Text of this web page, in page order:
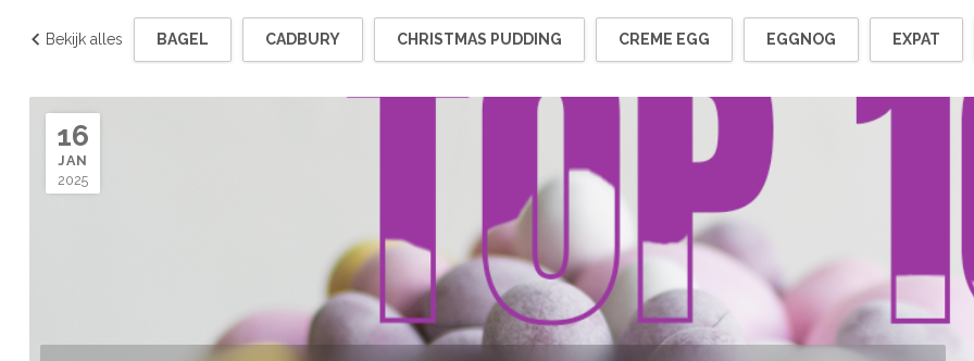
Bekijk alles BAGEL CADBURY CHRISTMAS PUDDING CREME EGG EGGNOG EXPAT
16
JAN
2025